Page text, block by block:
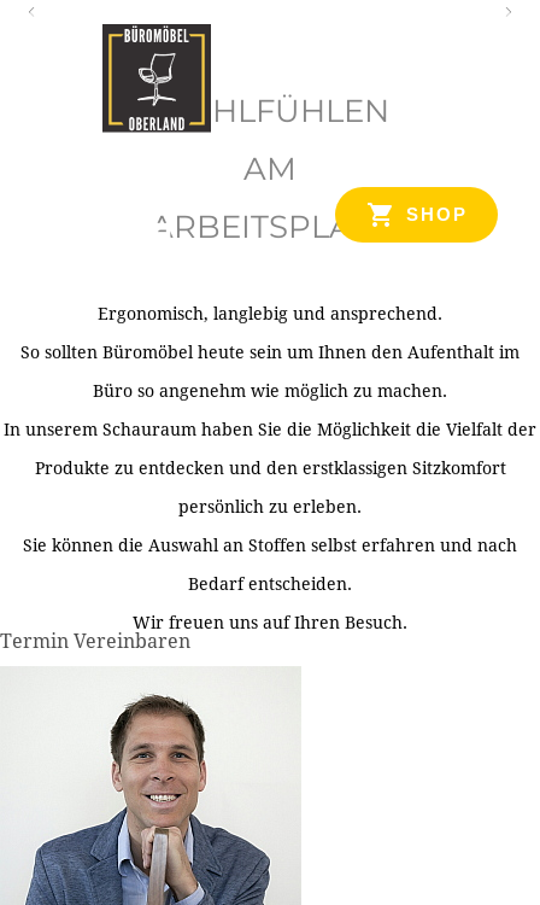
SHOP
WOHLFÜHLEN
AM
ARBEITSPLATZ
Ergonomisch, langlebig und ansprechend.
So sollten Büromöbel heute sein um Ihnen den Aufenthalt im
Büro so angenehm wie möglich zu machen.
In unserem Schauraum haben Sie die Möglichkeit die Vielfalt der
Produkte zu entdecken und den erstklassigen Sitzkomfort
persönlich zu erleben.
Sie können die Auswahl an Stoffen selbst erfahren und nach
Bedarf entscheiden.
Wir freuen uns auf Ihren Besuch.
Termin Vereinbaren